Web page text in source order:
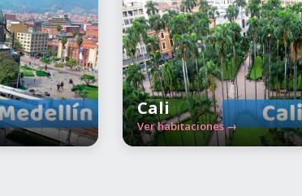
Cali
Ver habitaciones →